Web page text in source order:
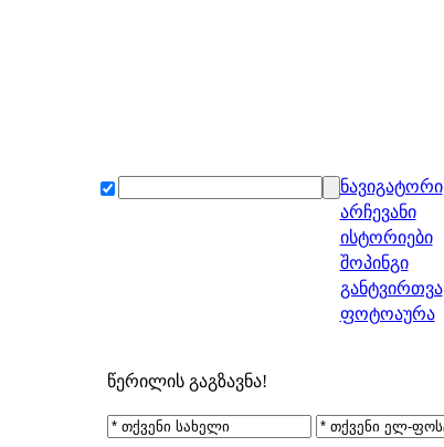
ნავიგატორი
არჩევანი
ისტორიები
შოპინგი
განტვირთვა
ფოტოაურა
წერილის გაგზავნა!